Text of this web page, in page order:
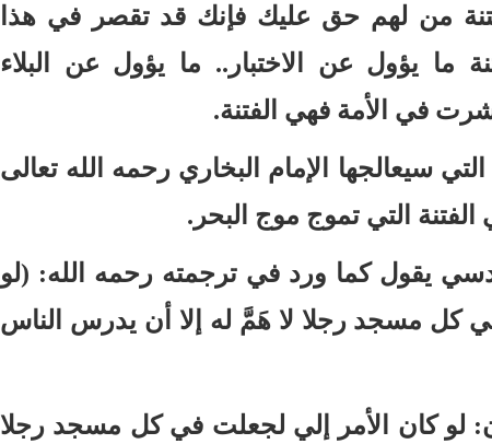
من لهم حق عليك فإنك قد تقصر في هذا
ما يؤول عن الاختبار .. ما يؤول عن البلاء
في الأمة فهي الفتنة.
سيعالجها الإمام البخاري رحمه الله تعالى
التي تموج موج البحر .
يقول كما ورد في ترجمته رحمه الله: (لو
كل مسجد رجلا لا هَمَّ له إلا أن يدرس الناس
: لو كان الأمر إلي لجعلت في كل مسجد رجلا